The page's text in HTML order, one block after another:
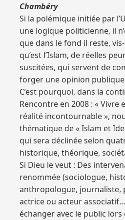
Chambéry
Si la polémique initiée par
une logique politicienne, il
que dans le fond il reste,
qu’est l’Islam, de réelles
suscitées, qui servent de
forger une opinion
C’est pourquoi, dans la
Rencontre en 2008 : « Vivre
réalité incontournable »,
thématique de « Islam et
qui sera déclinée selon
historique, théorique,
Si Dieu le veut : Des
renommée (sociologue,
anthropologue, journaliste,
actrice ou acteur
échanger avec le public